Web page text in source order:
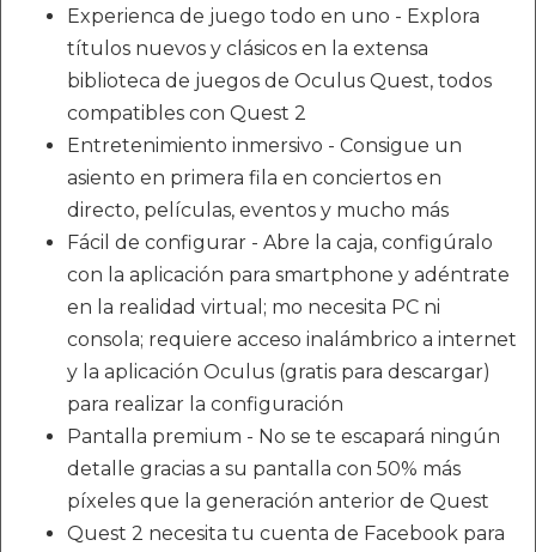
Experienca de juego todo en uno - Explora
títulos nuevos y clásicos en la extensa
biblioteca de juegos de Oculus Quest, todos
compatibles con Quest 2
Entretenimiento inmersivo - Consigue un
asiento en primera fila en conciertos en
directo, películas, eventos y mucho más
Fácil de configurar - Abre la caja, configúralo
con la aplicación para smartphone y adéntrate
en la realidad virtual; mo necesita PC ni
consola; requiere acceso inalámbrico a internet
y la aplicación Oculus (gratis para descargar)
para realizar la configuración
Pantalla premium - No se te escapará ningún
detalle gracias a su pantalla con 50% más
píxeles que la generación anterior de Quest
Quest 2 necesita tu cuenta de Facebook para